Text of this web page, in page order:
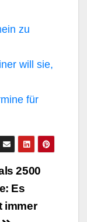
zu
will sie,
für
2500
Es
immer